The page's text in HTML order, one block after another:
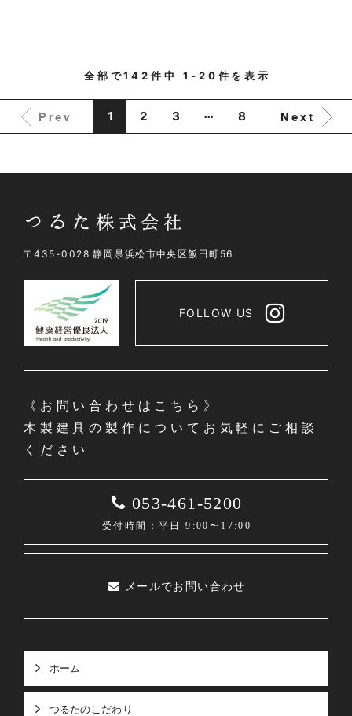
全部で142件中 1-20 件を表示
Prev 1 2 3 ... 8 Next
〒435-0028 静岡県浜松市中央区飯田町56
FOLLOW US
《お問い合わせはこちら》
木製建具の製作についてお気軽にご相談
ください
053-461-5200
受付時間：平日 9:00〜17:00
メールでお問い合わせ
ホーム
つるたのこだわり